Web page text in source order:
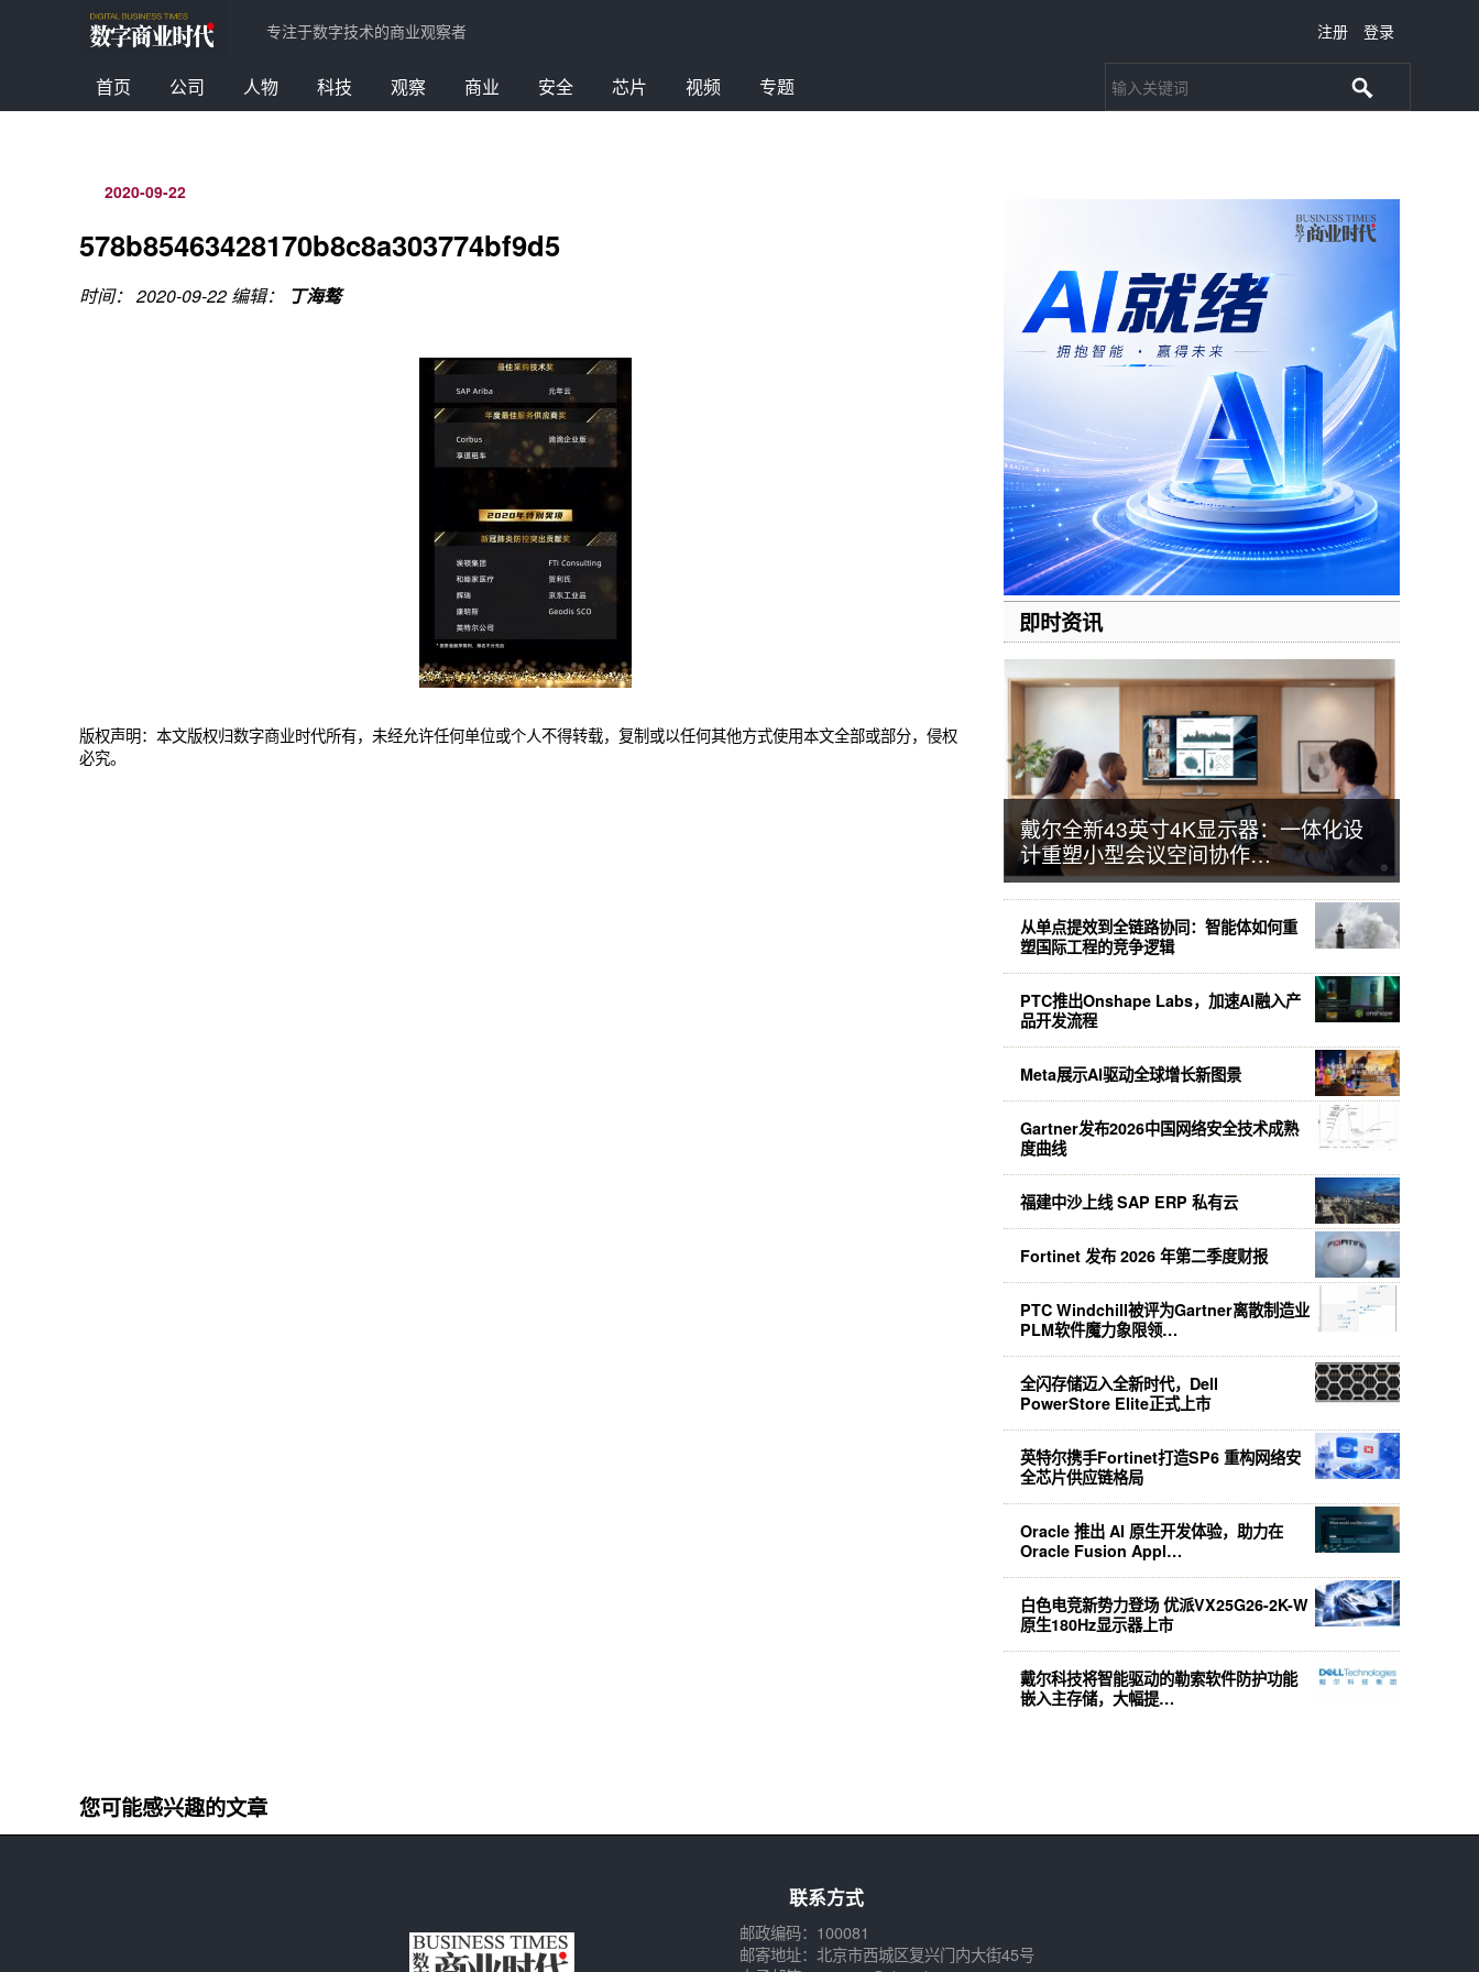
专注于数字技术的商业观察者 注册 登录
首页 公司 人物 科技 观察 商业 安全 芯片 视频 专题
2020-09-22
578b85463428170b8c8a303774bf9d5
时间： 2020-09-22编辑： 丁海骜
版权声明：本文版权归数字商业时代所有，未经允许任何单位或个人不得转载，复制或以任何其他方式使用本文全部或部分，侵权
必究。
即时资讯
戴尔全新43英寸4K显示器：一体化设
计重塑小型会议空间协作…
从单点提效到全链路协同：智能体如何重
塑国际工程的竞争逻辑
PTC推出Onshape Labs，加速AI融入产
品开发流程
Meta展示AI驱动全球增长新图景
Gartner发布2026中国网络安全技术成熟
度曲线
福建中沙上线 SAP ERP 私有云
Fortinet 发布 2026 年第二季度财报
PTC Windchill被评为Gartner离散制造业
PLM软件魔力象限领…
全闪存储迈入全新时代，Dell
PowerStore Elite正式上市
英特尔携手Fortinet打造SP6 重构网络安
全芯片供应链格局
Oracle 推出 AI 原生开发体验，助力在
Oracle Fusion Appl…
白色电竞新势力登场 优派VX25G26-2K-W
原生180Hz显示器上市
戴尔科技将智能驱动的勒索软件防护功能
嵌入主存储，大幅提…
您可能感兴趣的文章
联系方式
邮政编码：100081
邮寄地址：北京市西城区复兴门内大街45号